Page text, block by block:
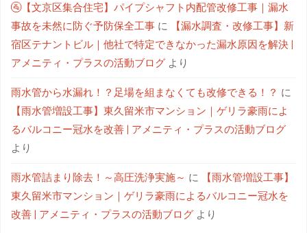
🚰【文京区集合住宅】パイプシャフト内配管改修工事｜漏水
事故を未然に防ぐ予防保全工事 に
【漏水調査・改修工事】新
宿区テナントビル｜他社で特定できなかった漏水原因を解決 |
アメニティ・プラスの活動ブログ より
雨水管から水漏れ！？足場を組まなくても改修できる！？ に
【雨水管増設工事】東久留米市マンション｜ゲリラ豪雨によ
るバルコニー冠水を改善 | アメニティ・プラスの活動ブログ
より
雨水管詰まり除去！～高圧洗浄実施～ に
【雨水管増設工事】
東久留米市マンション｜ゲリラ豪雨によるバルコニー冠水を
改善 | アメニティ・プラスの活動ブログ より